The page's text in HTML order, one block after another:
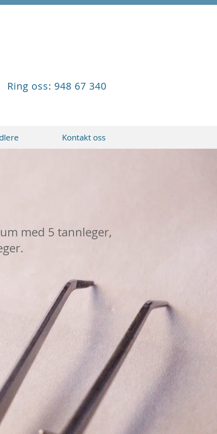
Ring oss: 948 67 340
Kontakt oss
med 5 tannleger,